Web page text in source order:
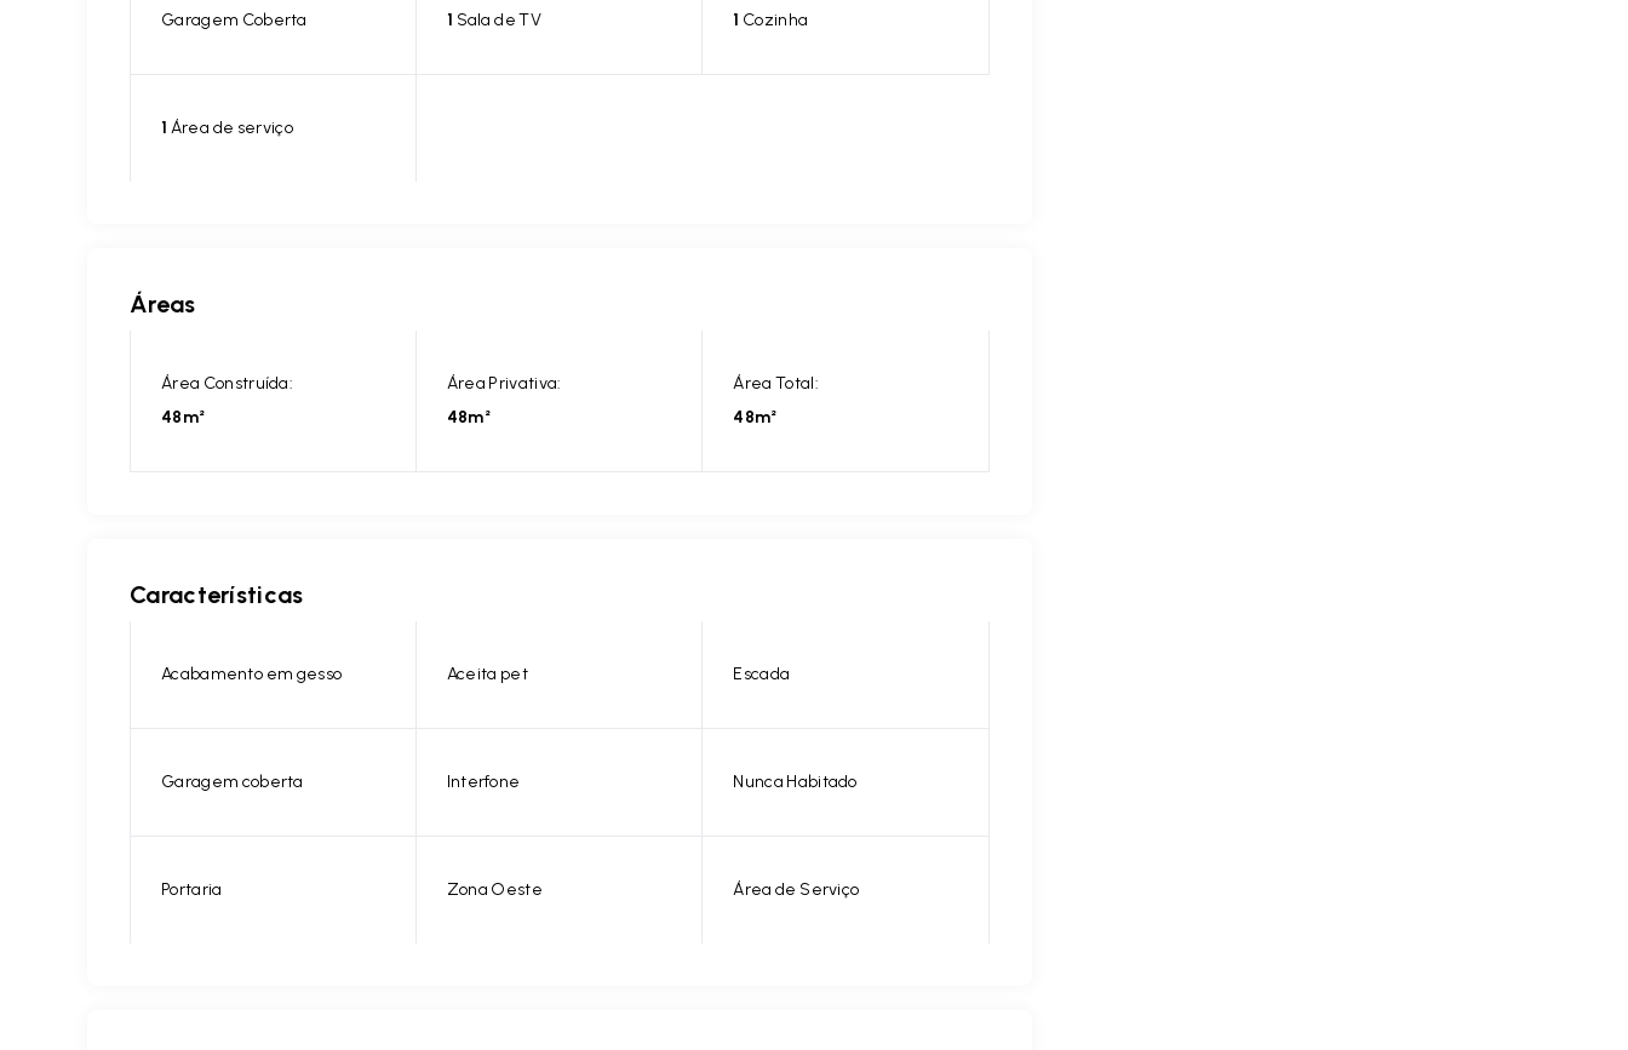
Garagem Coberta 1 Sala de TV 1 Cozinha
1 Área de serviço
Áreas
Área Construída:
48m²
Área Privativa:
48m²
Área Total:
48m²
Características
Acabamento em gesso Aceita pet Escada
Garagem coberta Interfone Nunca Habitado
Portaria Zona Oeste Área de Serviço